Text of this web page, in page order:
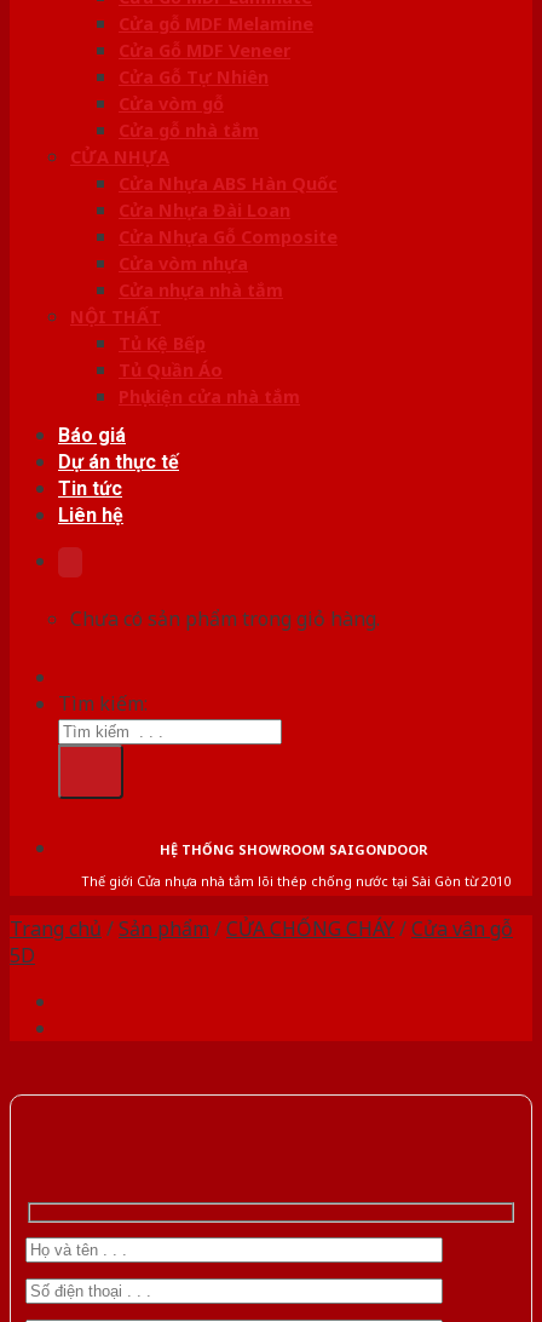
Cửa gỗ MDF Melamine
Cửa Gỗ MDF Veneer
Cửa Gỗ Tự Nhiên
Cửa vòm gỗ
Cửa gỗ nhà tắm
CỬA NHỰA
Cửa Nhựa ABS Hàn Quốc
Cửa Nhựa Đài Loan
Cửa Nhựa Gỗ Composite
Cửa vòm nhựa
Cửa nhựa nhà tắm
NỘI THẤT
Tủ Kệ Bếp
Tủ Quần Áo
Phụ kiện cửa nhà tắm
Báo giá
Dự án thực tế
Tin tức
Liên hệ
Chưa có sản phẩm trong giỏ hàng.
Tìm kiếm:
HỆ THỐNG SHOWROOM SAIGONDOOR
Thế giới Cửa nhựa nhà tắm lõi thép chống nước tại Sài Gòn từ 2010
Trang chủ /Sản phẩm /CỬA CHỐNG CHÁY/Cửa vân gỗ
5D